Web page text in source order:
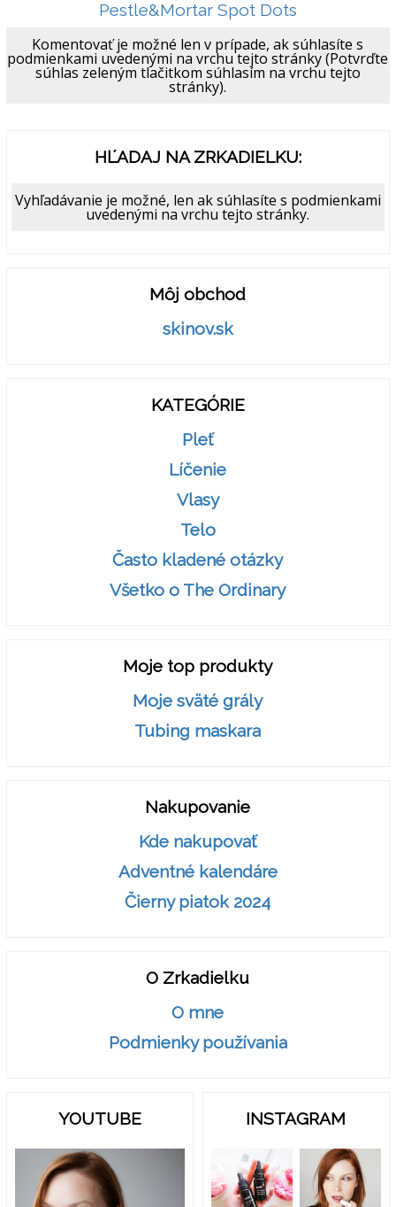
Pestle&Mortar Spot Dots
Komentovať je možné len v prípade, ak súhlasíte s
podmienkami uvedenými na vrchu tejto stránky (Potvrďte
súhlas zeleným tlačitkom súhlasím na vrchu tejto
stránky).
HĽADAJ NA ZRKADIELKU:
Vyhľadávanie je možné, len ak súhlasíte s podmienkami
uvedenými na vrchu tejto stránky.
Môj obchod
skinov.sk
KATEGÓRIE
Pleť
Líčenie
Vlasy
Telo
Často kladené otázky
Všetko o The Ordinary
Moje top produkty
Moje sväté grály
Tubing maskara
Nakupovanie
Kde nakupovať
Adventné kalendáre
Čierny piatok 2024
O Zrkadielku
O mne
Podmienky používania
YOUTUBE INSTAGRAM